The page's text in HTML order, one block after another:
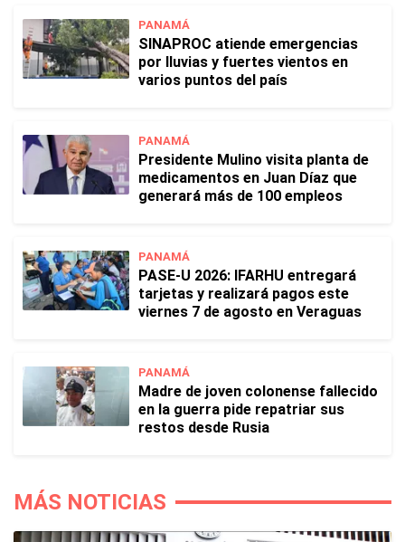
PANAMÁ
SINAPROC atiende emergencias
por lluvias y fuertes vientos en
varios puntos del país
PANAMÁ
Presidente Mulino visita planta de
medicamentos en Juan Díaz que
generará más de 100 empleos
PANAMÁ
PASE-U 2026: IFARHU entregará
tarjetas y realizará pagos este
viernes 7 de agosto en Veraguas
PANAMÁ
Madre de joven colonense fallecido
en la guerra pide repatriar sus
restos desde Rusia
MÁS NOTICIAS